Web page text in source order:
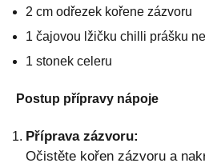
2 cm odřezek kořene zázvoru
1 čajovou lžičku chilli prášku
1 stonek celeru
Postup přípravy nápoje
Příprava zázvoru:
Očistěte kořen zázvoru a